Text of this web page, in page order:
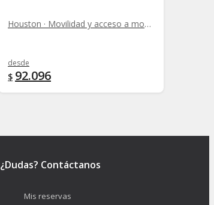
Houston · Movilidad y acceso a monumentos
desde
$ 92.096
¿Dudas? Contáctanos
Mis reservas